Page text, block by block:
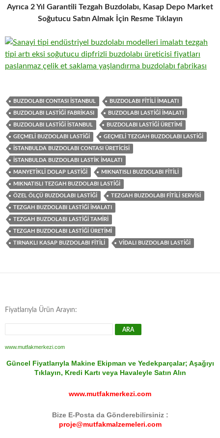
Ayrıca 2 Yıl Garantili Tezgah Buzdolabı, Kasap Depo Market
Soğutucu Satın Almak İçin Resme Tıklayın
BUZDOLABI CONTASI ISTANBUL BUZDOLABI FITILI IMALATI
BUZDOLABI LASTIĞI FABRIKASI BUZDOLABI LASTIĞI IMALATI
BUZDOLABI LASTIĞI ISTANBUL BUZDOLABI LASTIĞI ÜRETIMI
GEÇMELI BUZDOLABI LASTIĞI GEÇMELI TEZGAH BUZDOLABI LASTIĞI
ISTANBULDA BUZDOLABI CONTASI ÜRETICISI
ISTANBULDA BUZDOLABI LASTIK IMALATI
MANYETIKLI DOLAP LASTIĞI MIKNATISLI BUZDOLABI FITILI
MIKNATISLI TEZGAH BUZDOLABI LASTIĞI
ÖZEL ÖLÇÜ BUZDOLABI LASTIĞI TEZGAH BUZDOLABI FITILI SERVISI
TEZGAH BUZDOLABI LASTIĞI IMALATI
TEZGAH BUZDOLABI LASTIĞI TAMIRI
TEZGAH BUZDOLABI LASTIĞI ÜRETIMI
TIRNAKLI KASAP BUZDOLABI FITILI VIDALI BUZDOLABI LASTIĞI
Fiyatlarıyla Ürün Arayın:
www.mutfakmerkezi.com
Güncel Fiyatlarıyla Makine Ekipman ve Yedekparçalar; Aşağıyı
Tıklayın, Kredi Kartı veya Havaleyle Satın Alın
www.mutfakmerkezi.com
Bize E-Posta da Gönderebilirsiniz :
proje@mutfakmalzemeleri.com